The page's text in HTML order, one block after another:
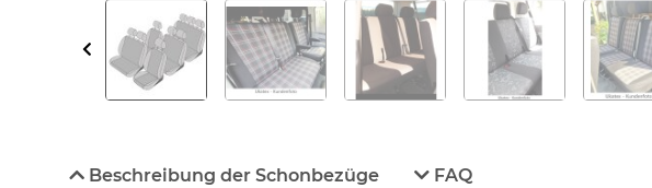
Beschreibung der Schonbezüge FAQ